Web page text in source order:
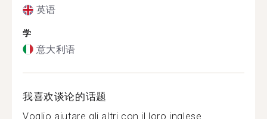
英语
学
意大利语
我喜欢谈论的话题
Voglio aiutare gli altri con il loro inglese.